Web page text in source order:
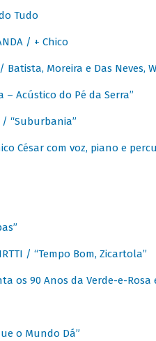
Tudo
/ + Chico
/ Batista, Moreira e Das Neves,
– Acústico do Pé da Serra”
/ “Suburbania”
César com voz, piano e
/ “Tempo Bom, Zicartola”
os 90 Anos da Verde-e-Rosa
o Mundo Dá”